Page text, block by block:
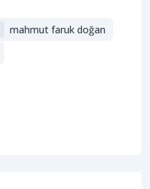
mahmut faruk doğan